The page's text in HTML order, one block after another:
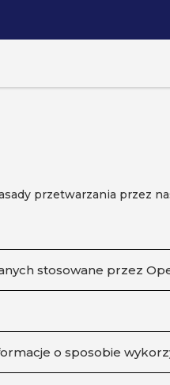
przetwarzania przez
stosowane przez
o sposobie